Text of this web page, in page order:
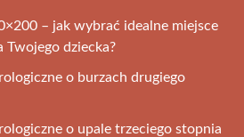
– jak wybrać idealne miejsce
Twojego dziecka?
o burzach drugiego
o upale trzeciego stopnia